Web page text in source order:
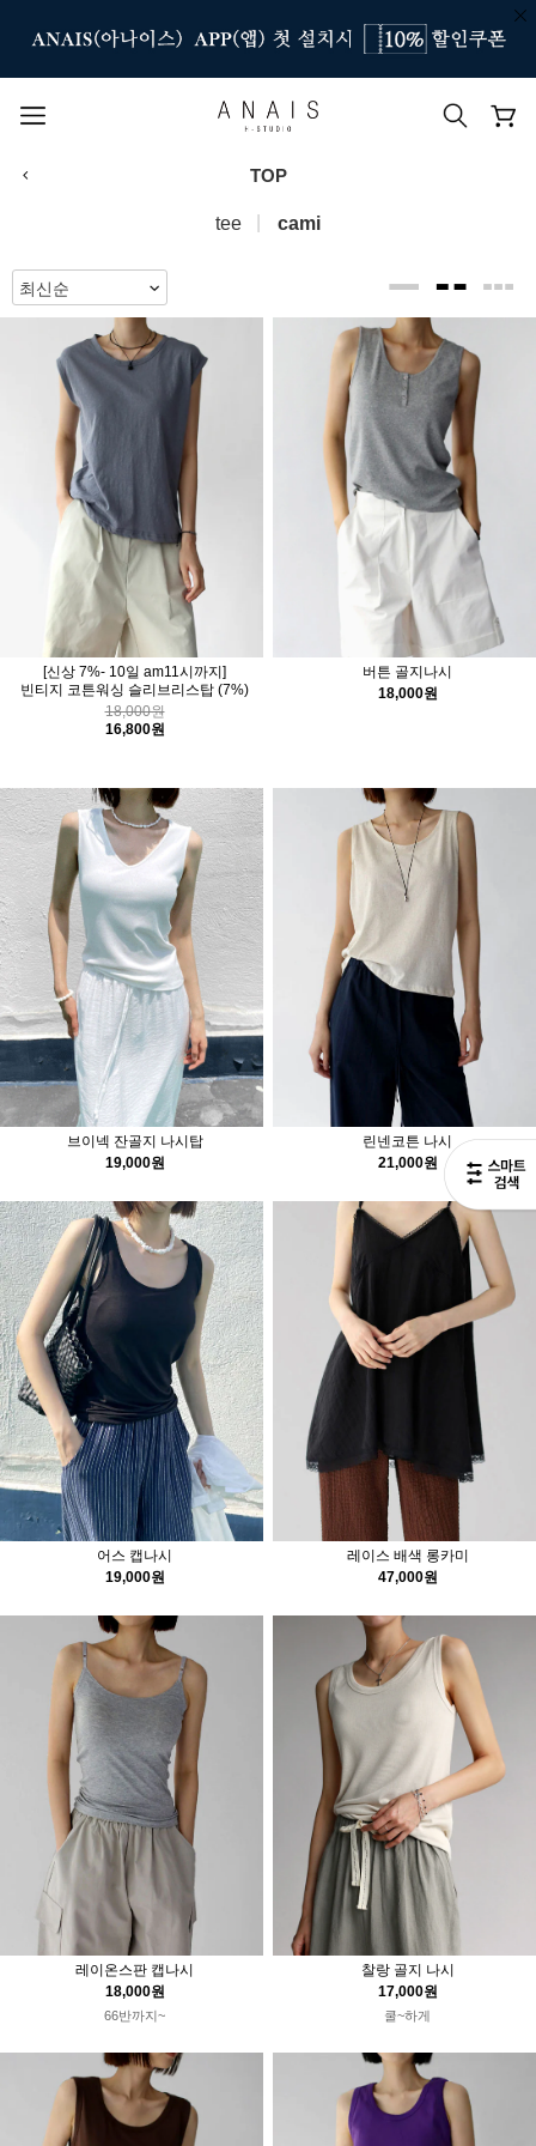
#MD추천
TOP
tee cami
[신상 7%- 10일 am11시까지]
빈티지 코튼워싱 슬리브리스탑 (7%)
18,000원
16,800원
버튼 골지나시
18,000원
브이넥 잔골지 나시탑
19,000원
린넨코튼 나시
21,000원
어스 캡나시
19,000원
레이스 배색 롱카미
47,000원
레이온스판 캡나시
18,000원
66반까지~
찰랑 골지 나시
17,000원
쿨~하게